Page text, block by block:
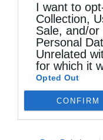
I want to
Collection,
Sale, and/
Personal
Unrelated
for which it
Opted Out
CONFIRM
Τα βράδια των
Ο Οικουμενικός
Μετόχι του Αγίου
Δημητριάδος